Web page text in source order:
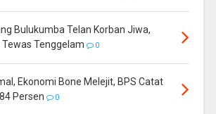
Bulukumba Telan Korban Jiwa,
Tenggelam
0
Ekonomi Bone Melejit, BPS Catat
Persen
0